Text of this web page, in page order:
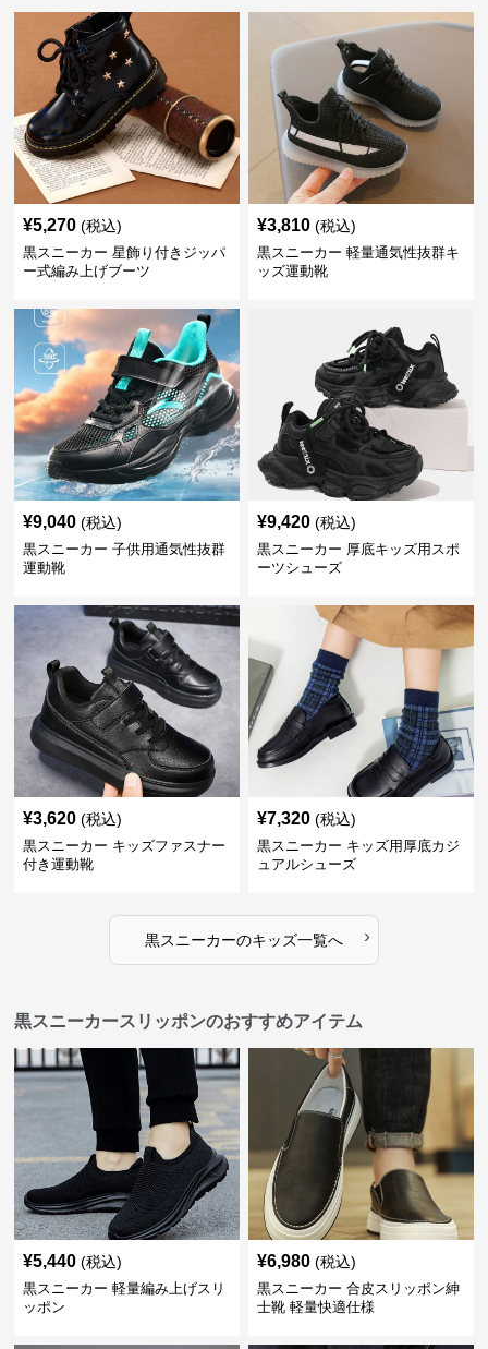
¥5,270 (税込)
黒スニーカー 星飾り付きジッパ
ー式編み上げブーツ
¥3,810 (税込)
黒スニーカー 軽量通気性抜群キ
ッズ運動靴
¥9,040 (税込)
黒スニーカー 子供用通気性抜群
運動靴
¥9,420 (税込)
黒スニーカー 厚底キッズ用スポ
ーツシューズ
¥3,620 (税込)
黒スニーカー キッズファスナー
付き運動靴
¥7,320 (税込)
黒スニーカー キッズ用厚底カジ
ュアルシューズ
黒スニーカーのキッズ一覧へ ›
黒スニーカースリッポンのおすすめアイテム
¥5,440 (税込)
黒スニーカー 軽量編み上げスリ
ッポン
¥6,980 (税込)
黒スニーカー 合皮スリッポン紳
士靴 軽量快適仕様